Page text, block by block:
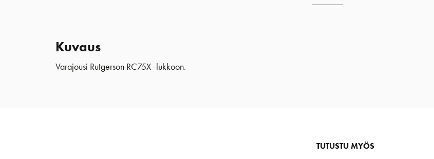
Kuvaus
Varajousi Rutgerson RC75X -lukkoon.
TUTUSTU MYÖS